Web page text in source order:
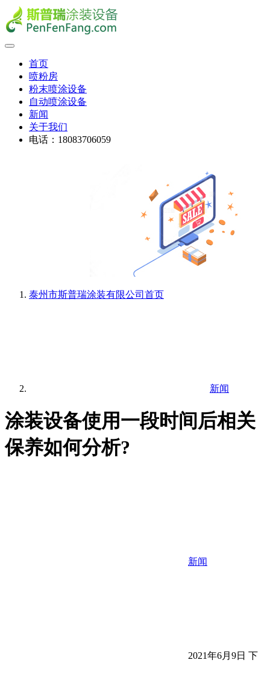
首页
喷粉房
粉末喷涂设备
自动喷涂设备
新闻
关于我们
电话：18083706059
泰州市斯普瑞涂装有限公司 首页
新闻
涂装设备使用一段时间后相关
保养如何分析?
新闻
2021年6月9日 下